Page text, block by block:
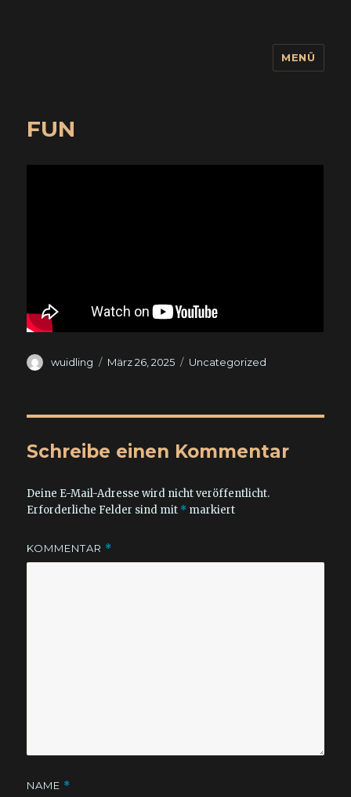
MENÜ
FUN
Autor
wuidling
Veröffentlicht
März 26, 2025 Kategorien
Uncategorized
Schreibe einen Kommentar
Deine E-Mail-Adresse wird nicht veröffentlicht.
Erforderliche Felder sind mit * markiert
KOMMENTAR *
NAME *